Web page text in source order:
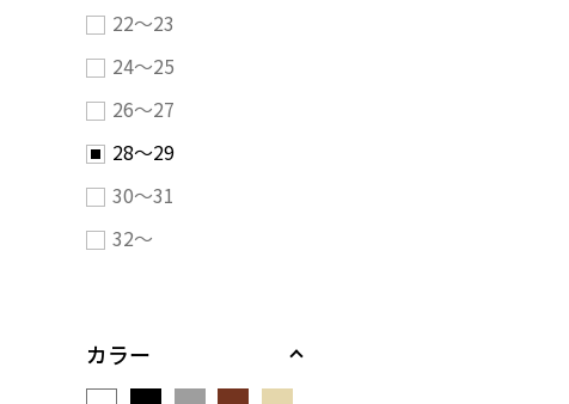
22～23
24～25
26～27
28～29
30～31
32～
カラー